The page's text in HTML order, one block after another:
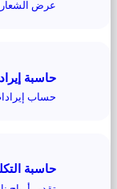
عرض
حاسبة
حساب
حاسبة